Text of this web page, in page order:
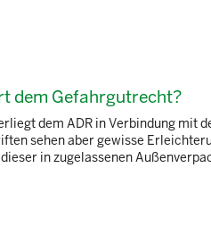
dem Gefahrgutrecht?
dem ADR in Verbindung mit
sehen aber gewisse
in zugelassenen